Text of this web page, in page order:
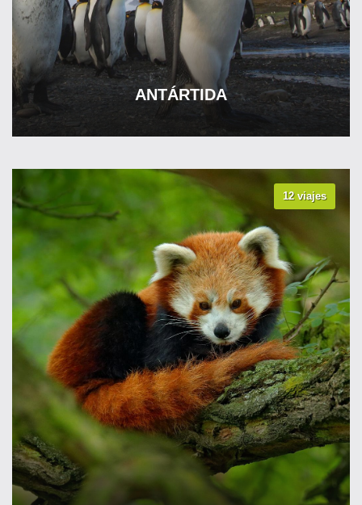
ANTÁRTIDA
VER TODOS LOS VIAJES
12 viajes